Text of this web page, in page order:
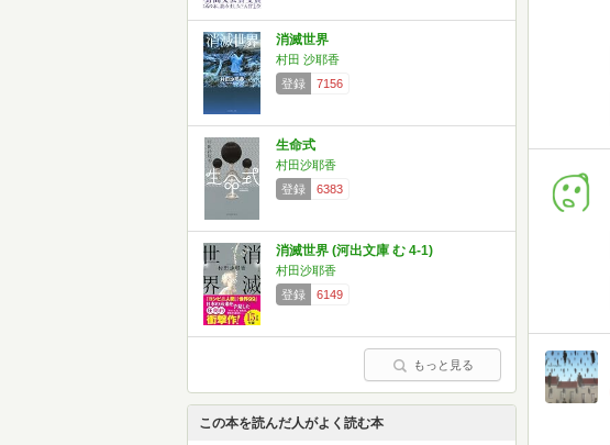
消滅世界
村田 沙耶香
登録
7156
生命式
村田沙耶香
登録
6383
消滅世界 (河出文庫 む 4-1)
村田沙耶香
登録
6149
もっと見る
この本を読んだ人がよく読む本